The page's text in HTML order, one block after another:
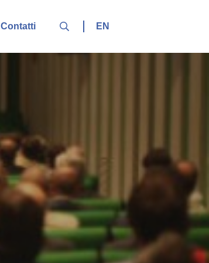
Contatti EN